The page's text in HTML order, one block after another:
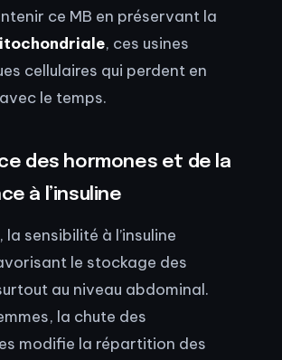
ce MB en préservant la
, ces usines
cellulaires qui perdent en
le temps.
des hormones et de la
à l’insuline
la sensibilité à l’insuline
le stockage des
au niveau abdominal.
la chute des
modifie la répartition des